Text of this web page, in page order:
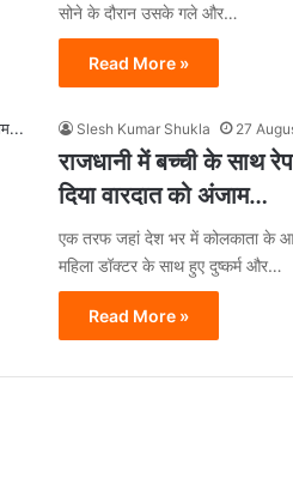
सोने के दौरान उसके गले और…
Read More »
Slesh Kumar Shukla 27
राजधानी में बच्ची के साथ
दिया वारदात को अंजाम…
एक तरफ जहां देश भर में कोलकाता के
महिला डॉक्टर के साथ हुए दुष्कर्म और…
Read More »